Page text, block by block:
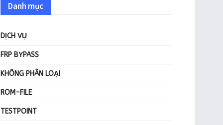
Danh mục
DỊCH VỤ
FRP BYPASS
KHÔNG PHÂN LOẠI
ROM-FILE
TESTPOINT